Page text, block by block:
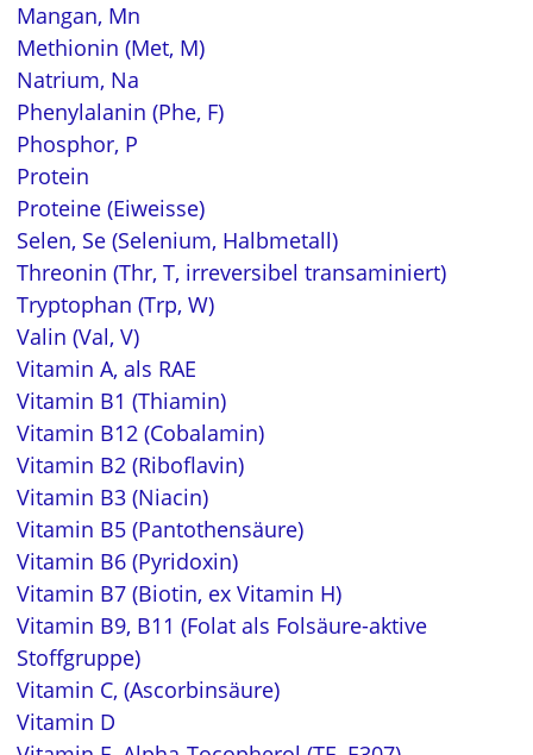
Mangan, Mn
Methionin (Met, M)
Natrium, Na
Phenylalanin (Phe, F)
Phosphor, P
Protein
Proteine (Eiweisse)
Selen, Se (Selenium, Halbmetall)
Threonin (Thr, T, irreversibel transaminiert)
Tryptophan (Trp, W)
Valin (Val, V)
Vitamin A, als RAE
Vitamin B1 (Thiamin)
Vitamin B12 (Cobalamin)
Vitamin B2 (Riboflavin)
Vitamin B3 (Niacin)
Vitamin B5 (Pantothensäure)
Vitamin B6 (Pyridoxin)
Vitamin B7 (Biotin, ex Vitamin H)
Vitamin B9, B11 (Folat als Folsäure-aktive
Stoffgruppe)
Vitamin C, (Ascorbinsäure)
Vitamin D